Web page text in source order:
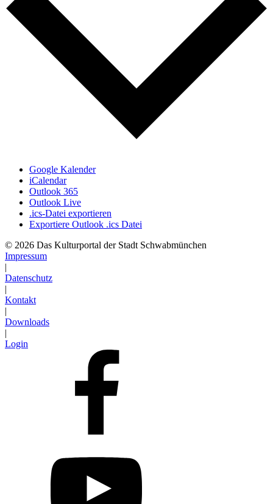
Google Kalender
iCalendar
Outlook 365
Outlook Live
.ics-Datei exportieren
Exportiere Outlook .ics Datei
© 2026 Das Kulturportal der Stadt Schwabmünchen
Impressum
|
Datenschutz
|
Kontakt
|
Downloads
|
Login